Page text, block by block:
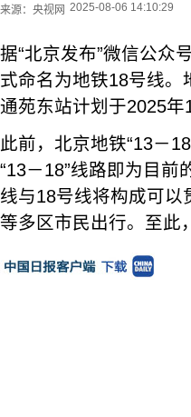
来源： 央视网 2025-08-06 14:10:29
据“北京发布”微信公众
式命名为地铁18号线。
通苑东站计划于2025
此前，北京地铁“13－
“13－18”线路即为目
线与18号线将构成可以
等多区市民出行。至此